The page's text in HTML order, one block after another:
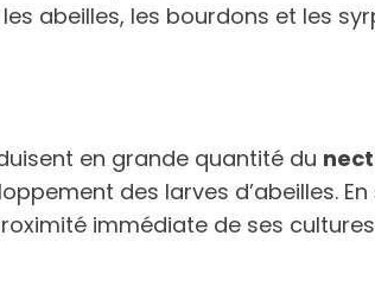
abeilles, les bourdons et les
en grande quantité du
des larves d’abeilles.
immédiate de ses